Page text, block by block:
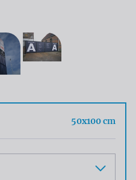
50x100 cm